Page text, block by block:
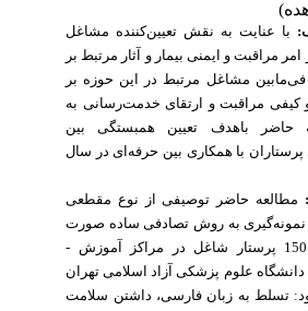
عنایت به نقش تعیین‌کننده مشاغل
مراقبت و ایمنی بیمار و آثار مرتبط بر
مشاغل مرتبط در این حوزه بر
مراقبت و ارتقای خدمت‌رسانی به
حاضر باهدف تعیین همبستگی بین
با همکاری بین حرفه‌ای در سال
مطالعه حاضر توصیفی از نوع مقطعی
به روش تصادفی ساده صورت
گرفت و شامل 150 پرستار شاغل در مراکز آموزش -
علوم پزشکی آزاد اسلامی تهران
تسلط به زبان فارسی، داشتن سلامت